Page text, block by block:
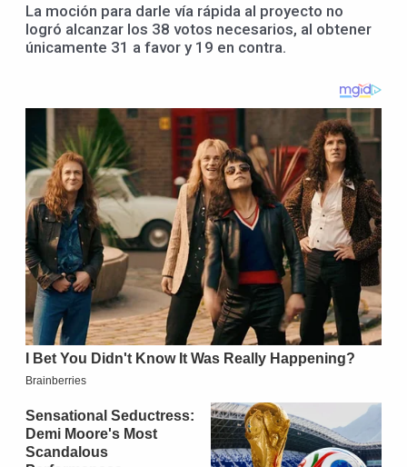
La moción para darle vía rápida al proyecto no
logró alcanzar los 38 votos necesarios, al obtener
únicamente 31 a favor y 19 en contra.